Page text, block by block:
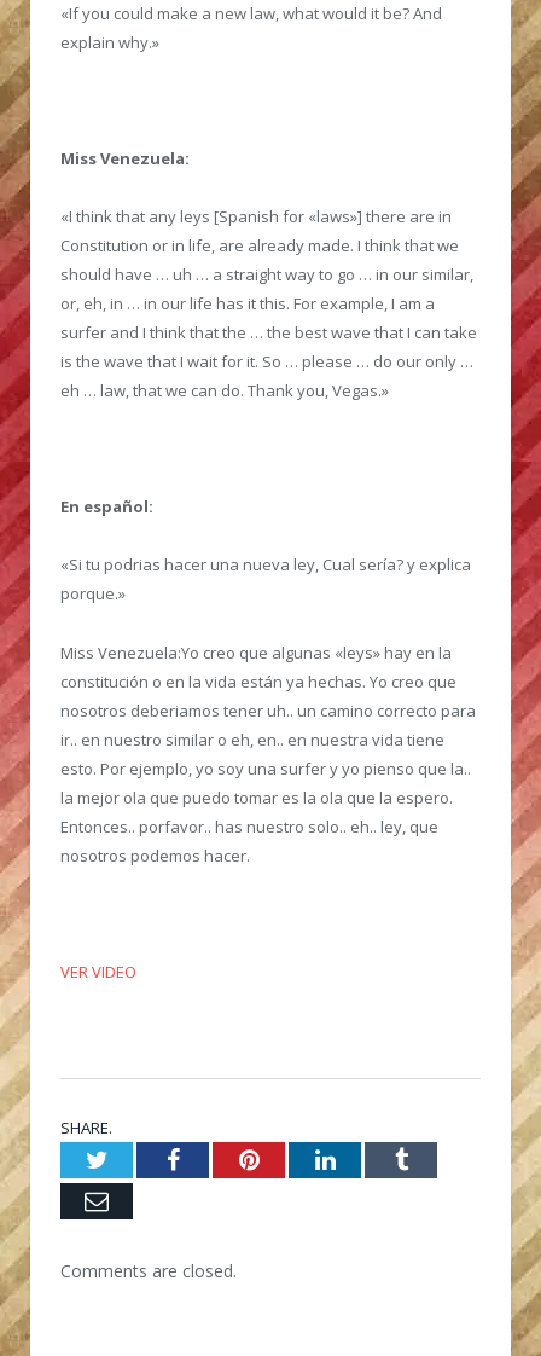
«If you could make a new law, what would it be? And
explain why.»
Miss Venezuela:
«I think that any leys [Spanish for «laws»] there are in
Constitution or in life, are already made. I think that we
should have … uh … a straight way to go … in our similar,
or, eh, in … in our life has it this. For example, I am a
surfer and I think that the … the best wave that I can take
is the wave that I wait for it. So … please … do our only …
eh … law, that we can do. Thank you, Vegas.»
En español:
«Si tu podrias hacer una nueva ley, Cual sería? y explica
porque.»
Miss Venezuela:Yo creo que algunas «leys» hay en la
constitución o en la vida están ya hechas. Yo creo que
nosotros deberiamos tener uh.. un camino correcto para
ir.. en nuestro similar o eh, en.. en nuestra vida tiene
esto. Por ejemplo, yo soy una surfer y yo pienso que la..
la mejor ola que puedo tomar es la ola que la espero.
Entonces.. porfavor.. has nuestro solo.. eh.. ley, que
nosotros podemos hacer.
VER VIDEO
SHARE.
TwitterFacebookPinterestLinkedInTumblr
Email
Comments are closed.